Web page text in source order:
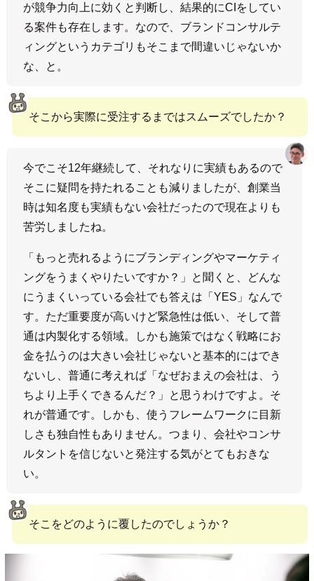
が競争力向上に効くと判断し、結果的にCIをしてい
る案件も存在します。なので、ブランドコンサルテ
ィングというカテゴリもそこまで間違いじゃないか
な、と。
そこから実際に受注するまではスムーズでしたか？
今でこそ12年継続して、それなりに実績もあるので
そこに疑問を持たれることも減りましたが、創業当
時は知名度も実績もない会社だったので現在よりも
苦労しましたね。
「もっと売れるようにブランディングやマーケティ
ングをうまくやりたいですか？」と聞くと、どんな
にうまくいっている会社でも答えは「YES」なんで
す。ただ重要度が高いけど緊急性は低い、そして普
通は内製化する領域。しかも施策ではなく戦略にお
金を払うのは大きい会社じゃないと基本的にはでき
ないし、普通に考えれば「なぜおまえの会社は、う
ちより上手くできるんだ？」と思うわけですよ。そ
れが普通です。しかも、使うフレームワークに目新
しさも独自性もありません。つまり、会社やコンサ
ルタントを信じないと発注する気がとてもおきな
い。
そこをどのように覆したのでしょうか？